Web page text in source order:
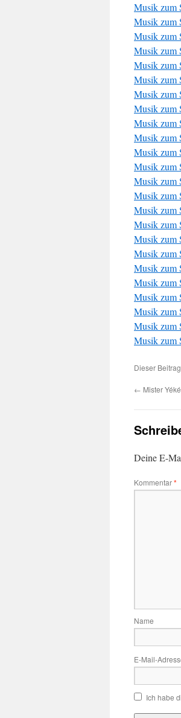
Musik zum
Musik zum
Musik zum
Musik zum
Musik zum
Musik zum
Musik zum
Musik zum
Musik zum
Musik zum
Musik zum
Musik zum
Musik zum
Musik zum
Musik zum
Musik zum
Musik zum
Musik zum
Musik zum
Musik zum
Musik zum
Musik zum
Musik zum
Musik zum
Dieser
← Mister
Deine E-
Kommentar*
Name
E-Mail-
Ich habe